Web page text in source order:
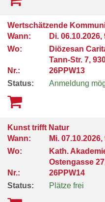
Wertschätzende
Wann:
Di. 06.10.2026,
Wo:
Diözesan
Tann-Str. 7,
Nr.:
26PPW13
Status:
Anmeldung
Kunst trifft Natur
Wann:
Mi. 07.10.2026,
Wo:
Kath.
Ostengasse
Nr.:
26PPW14
Status:
Plätze frei